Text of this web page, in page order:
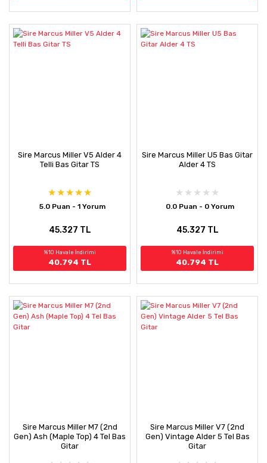
Sire Marcus Miller V5 Alder 4
Telli Bas Gitar TS
5.0 Puan - 1 Yorum
45.327 TL
%10 Havale İndirimi
40.794 TL
Sire Marcus Miller U5 Bas Gitar
Alder 4 TS
0.0 Puan - 0 Yorum
45.327 TL
%10 Havale İndirimi
40.794 TL
Sire Marcus Miller M7 (2nd
Gen) Ash (Maple Top) 4 Tel Bas
Gitar
Sire Marcus Miller V7 (2nd
Gen) Vintage Alder 5 Tel Bas
Gitar